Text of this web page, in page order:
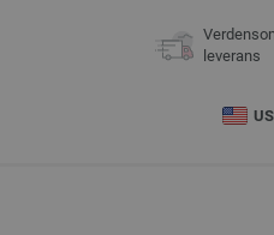
leverans